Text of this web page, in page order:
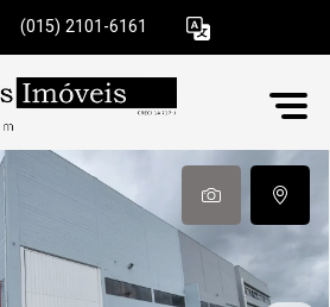
(015) 2101-6161